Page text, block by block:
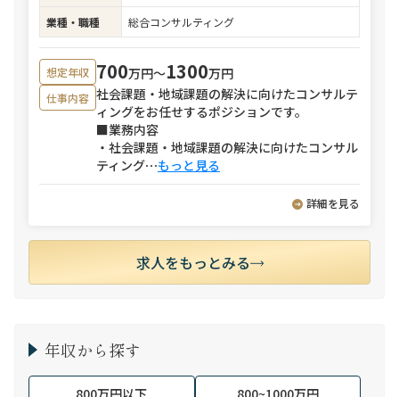
業種・職種
総合コンサルティング
想定年収 700万円〜1300万円
仕事内容 社会課題・地域課題の解決に向けたコンサルテ
ィングをお任せするポジションです。
■業務内容
・社会課題・地域課題の解決に向けたコンサル
ティング⋯もっと見る
詳細を見る
求人をもっとみる
年収から探す
800万円以下 800~1000万円